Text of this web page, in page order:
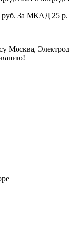
руб. За МКАД 25 р.
Москва,